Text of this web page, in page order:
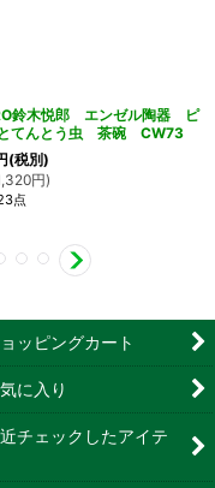
鈴木悦郎 エンゼル陶器 ピ
てんとう虫 茶碗 CW73
(税別)
円)
点
ッピングカート
に入り
チェックしたアイテ